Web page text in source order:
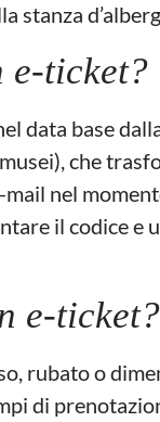
stanza
e-ticket?
data base
che
nel
il codice e
e-ticket?
rubato o
di